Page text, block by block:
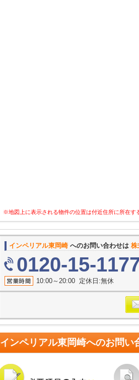
※地図上に表示される物件の位置は付近住所に所在す
インペリアル東岡崎へのお問い合わせは 株
0120-15-
10:00～20:00 定休日:無休
インペリアル東岡崎へのお問い